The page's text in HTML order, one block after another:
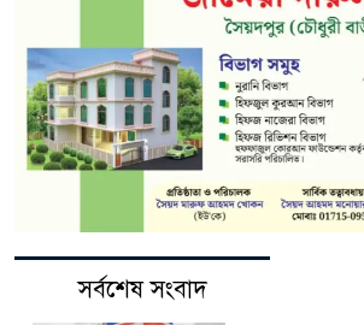
সর্বশেষ সংবাদ